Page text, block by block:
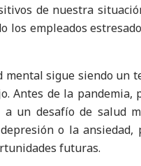
de nuestra
los empleados
mental sigue siendo un
Antes de la pandemia,
un desafío de salud
o la ansiedad,
futuras.